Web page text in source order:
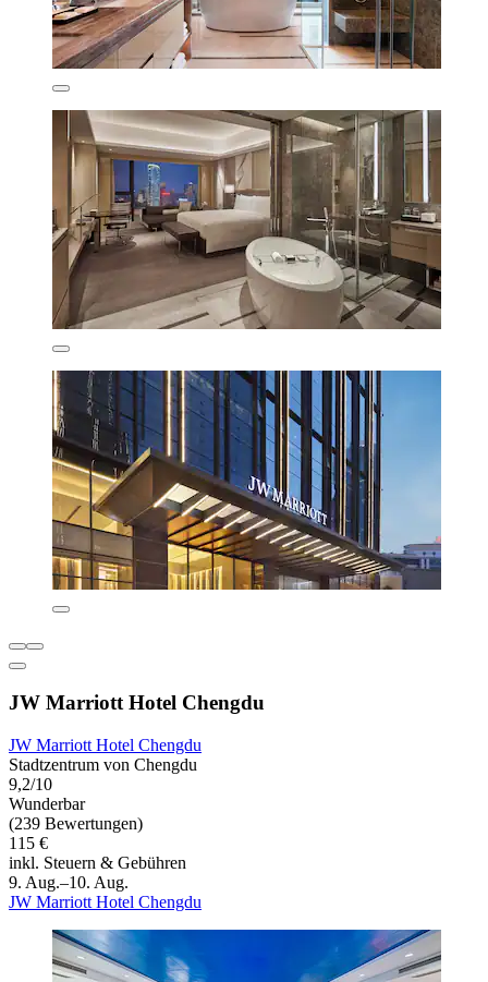
JW Marriott Hotel Chengdu
JW Marriott Hotel Chengdu
Stadtzentrum von Chengdu
9,2/10
Wunderbar
(239 Bewertungen)
115 €
inkl. Steuern & Gebühren
9. Aug.–10. Aug.
JW Marriott Hotel Chengdu